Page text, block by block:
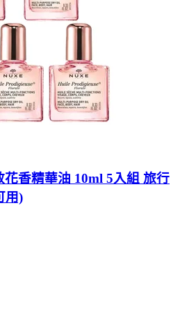
花香精華油 10ml 5入組 旅行
用)